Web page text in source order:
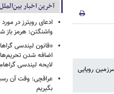
رویایی
آخرین اخبار بین‌الملل
ادعای رویترز در
واشنگتن: هرمز باز
«قانون لیندسی
اضافه شدن
لایحه لیندسی
عراقچی: وقت آن
بگیریم